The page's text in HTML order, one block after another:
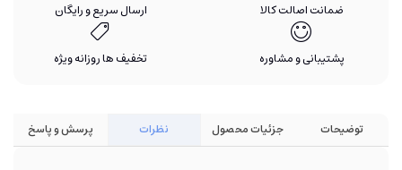
ضمانت اصالت کالا ارسال سریع و رایگان
پشتیبانی و مشاوره تخفیف ها روزانه ویژه
توضیحات جزئیات محصول نظرات پرسش و پاسخ